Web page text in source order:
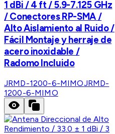
1 dBi / 4 ft / 5.9-7.125 GHz
/ Conectores RP-SMA /
Alto Aislamiento al Ruido /
Fácil Montaje y herraje de
acero inoxidable /
Radomo Incluido
JRMD-1200-6-MIMOJRMD-
1200-6-MIMO